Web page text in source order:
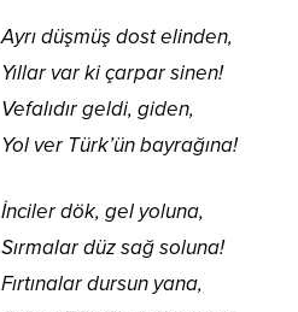
Ayrı düşmüş dost elinden,
Yıllar var ki çarpar sinen!
Vefalıdır geldi, giden,
Yol ver Türk’ün bayrağına!
İnciler dök, gel yoluna,
Sırmalar düz sağ soluna!
Fırtınalar dursun yana,